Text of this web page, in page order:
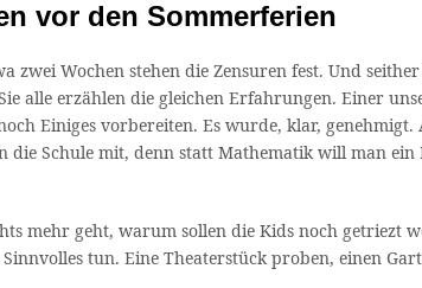
vor den Sommerferien
zwei Wochen stehen die Zensuren fest. Und
alle erzählen die gleichen Erfahrungen. Einer
Einiges vorbereiten. Es wurde, klar,
die Schule mit, denn statt Mathematik will man
mehr geht, warum sollen die Kids noch getriezt
tun. Eine Theaterstück proben, einen